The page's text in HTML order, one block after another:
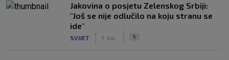
Jakovina o posjetu Zelenskog Srbiji:
"Još se nije odlučilo na koju stranu se
ide"
SVIJET 7. kol. 5